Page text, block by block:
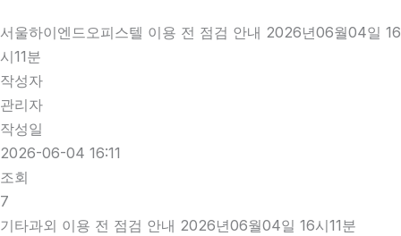
서울하이엔드오피스텔 이용 전 점검 안내 2026년06월04일 16
시11분
작성자
관리자
작성일
2026-06-04 16:11
조회
7
기타과외 이용 전 점검 안내 2026년06월04일 16시11분